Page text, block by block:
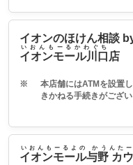
イオンのほけん相談
イオンモール川口
いおんもーるかわぐち
店
※
本店舗にはATMを設置
きかねる手続きがござい
イオンモール与野 カ
いおんもーるよの かうんた